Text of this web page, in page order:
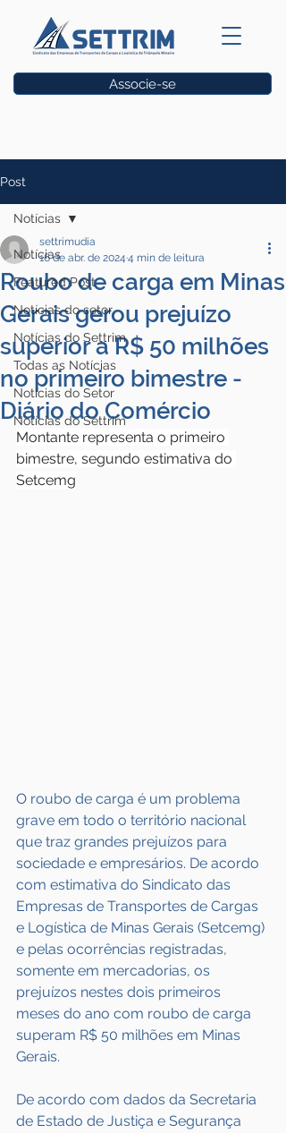
Associe-se
Post
Notícias
Featured Post
Notícias do setor
Notícias do Settrim
Todas as Notícias
Notícias do Setor
Notícias do Settrim
Notícias
Roubo de carga em Minas
Gerais gerou prejuízo
superior a R$ 50 milhões
no primeiro bimestre -
Diário do Comércio
settrimudia
16 de abr. de 2024 4 min de leitura
Montante representa o primeiro
bimestre, segundo estimativa do
Setcemg
O roubo de carga é um problema
grave em todo o território nacional
que traz grandes prejuízos para
sociedade e empresários. De acordo
com estimativa do Sindicato das
Empresas de Transportes de Cargas
e Logística de Minas Gerais (Setcemg)
e pelas ocorrências registradas,
somente em mercadorias, os
prejuízos nestes dois primeiros
meses do ano com roubo de carga
superam R$ 50 milhões em Minas
Gerais.
De acordo com dados da Secretaria
de Estado de Justiça e Segurança